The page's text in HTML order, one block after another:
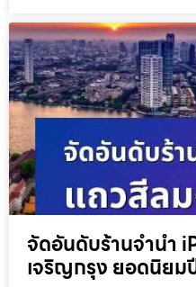
จัดอันดับร้านจำนำ
เจริญกรุง ยอดนิยม